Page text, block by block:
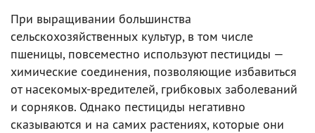
При выращивании большинства
сельскохозяйственных культур, в том числе
пшеницы, повсеместно используют пестициды —
химические соединения, позволяющие избавиться
от насекомых-вредителей, грибковых заболеваний
и сорняков. Однако пестициды негативно
сказываются и на самих растениях, которые они